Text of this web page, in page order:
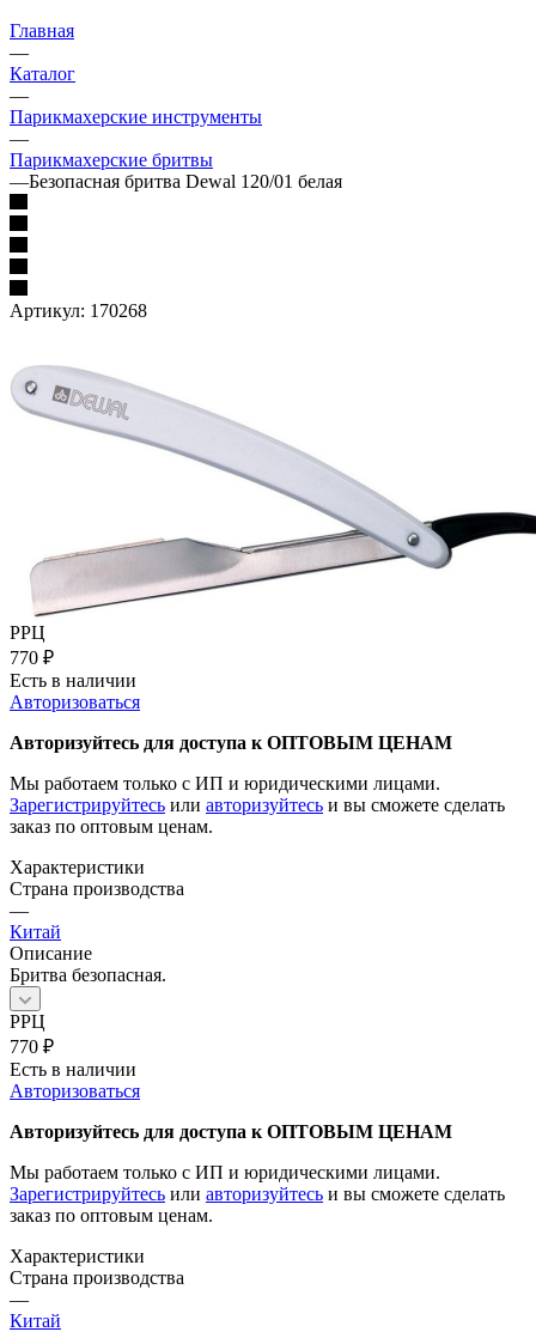
Главная
—
Каталог
—
Парикмахерские инструменты
—
Парикмахерские бритвы
—Безопасная бритва Dewal 120/01 белая
Артикул: 170268
РРЦ
770 ₽
Есть в наличии
Авторизоваться
Авторизуйтесь для доступа к ОПТОВЫМ ЦЕНАМ
Мы работаем только с ИП и юридическими лицами.
Зарегистрируйтесь или авторизуйтесь и вы сможете сделать
заказ по оптовым ценам.
Характеристики
Страна производства
—
Китай
Описание
Бритва безопасная.
РРЦ
770 ₽
Есть в наличии
Авторизоваться
Авторизуйтесь для доступа к ОПТОВЫМ ЦЕНАМ
Мы работаем только с ИП и юридическими лицами.
Зарегистрируйтесь или авторизуйтесь и вы сможете сделать
заказ по оптовым ценам.
Характеристики
Страна производства
—
Китай